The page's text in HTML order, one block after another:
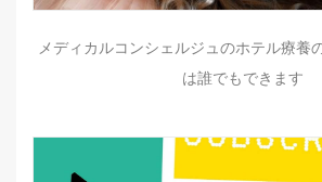
メディカルコンシェルジュのホテル療養
は誰でもできます